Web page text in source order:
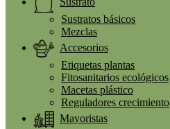
Sustratos básicos
Mezclas
Accesorios
Etiquetas plantas
Fitosanitarios ecológicos
Macetas plástico
Reguladores crecimiento
Mayoristas